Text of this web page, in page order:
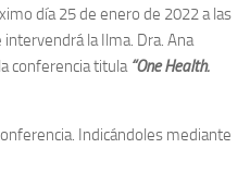
día 25 de enero de 2022 a las
la Ilma. Dra. Ana
conferencia titula “One Health.
Indicándoles mediante